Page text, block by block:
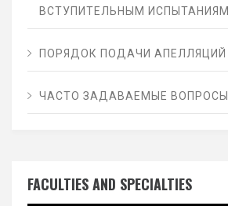
ВСТУПИТЕЛЬНЫМ ИСПЫТАНИЯМ
ПОРЯДОК ПОДАЧИ АПЕЛЛЯЦИЙ
ЧАСТО ЗАДАВАЕМЫЕ ВОПРОСЫ
FACULTIES AND SPECIALTIES